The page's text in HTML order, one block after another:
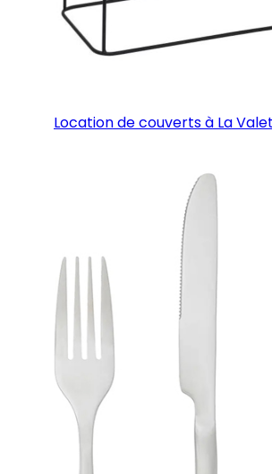
Location de couverts à La